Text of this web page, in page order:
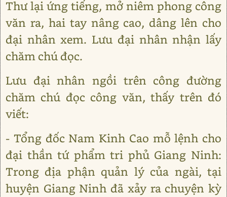
Thư lại ứng tiếng, mở niêm phong công
văn ra, hai tay nâng cao, dâng lên cho
đại nhân xem. Lưu đại nhân nhận lấy
chăm chú đọc.
Lưu đại nhân ngồi trên công đường
chăm chú đọc công văn, thấy trên đó
viết:
- Tổng đốc Nam Kinh Cao mỗ lệnh cho
đại thần tứ phẩm tri phủ Giang Ninh:
Trong địa phận quản lý của ngài, tại
huyện Giang Ninh đã xảy ra chuyện kỳ